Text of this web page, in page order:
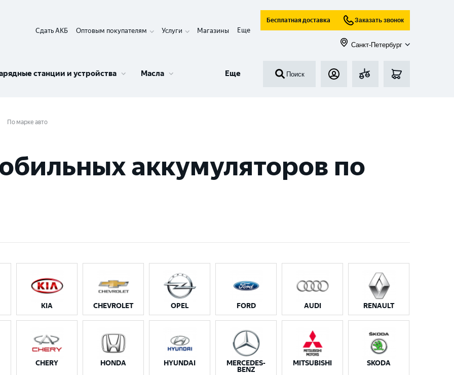
Сдать АКБ Оптовым покупателям Услуги Магазины Еще
Бесплатная доставка Заказать звонок
Санкт-Петербург
станции и устройства Масла Еще Поиск
По марке авто
аккумуляторов по
KIA CHEVROLET OPEL FORD AUDI RENAULT
CHERY HONDA HYUNDAI MERCEDES-
BENZ
MITSUBISHI SKODA